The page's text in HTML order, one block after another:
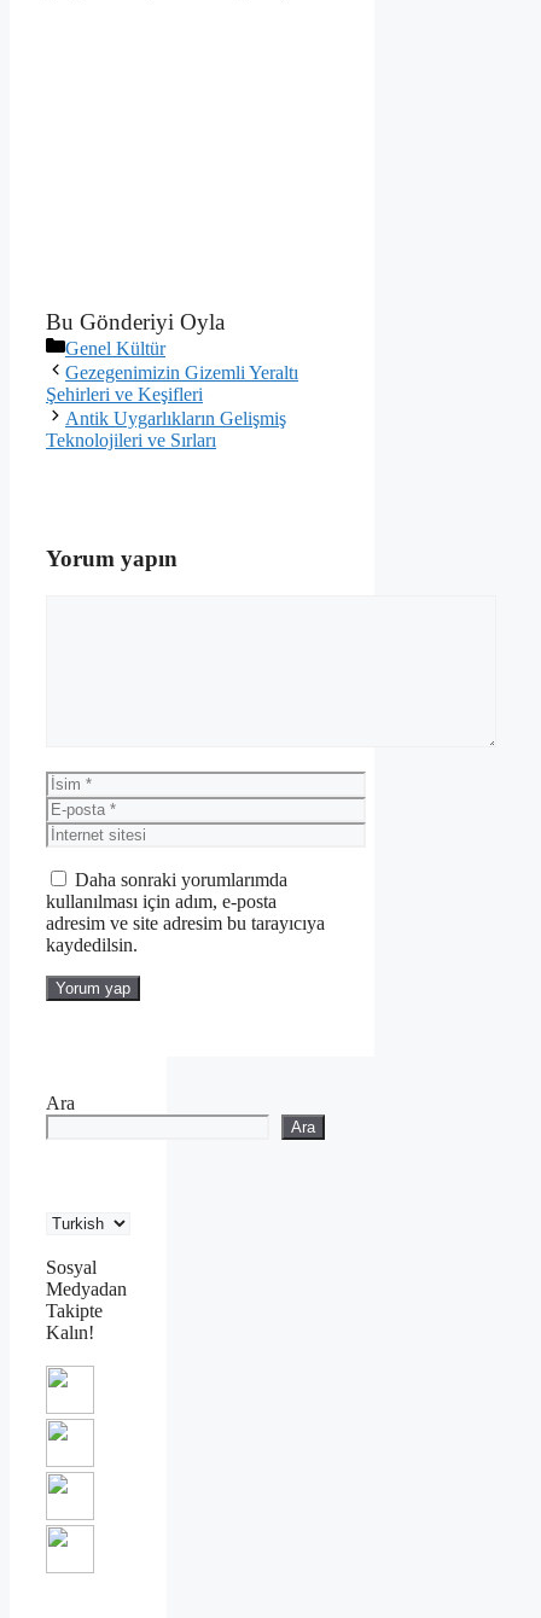
Bu Gönderiyi Oyla
Kategoriler
Genel Kültür
Gezegenimizin Gizemli Yeraltı
Şehirleri ve Keşifleri
Antik Uygarlıkların Gelişmiş
Teknolojileri ve Sırları
Yorum yapın
İsim
E-
posta
İnternet
sitesi
Daha sonraki yorumlarımda
kullanılması için adım, e-posta
adresim ve site adresim bu tarayıcıya
kaydedilsin.
Ara
Ara
Sosyal
Medyadan
Takipte
Kalın!